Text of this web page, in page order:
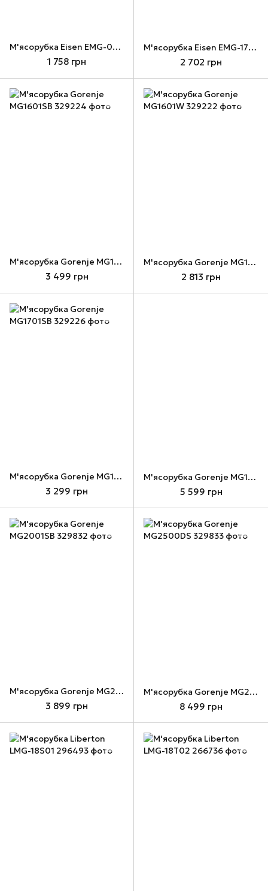
М'ясорубка Eisen EMG-071JW
1 758 грн
М'ясорубка Eisen EMG-172АJ
2 702 грн
М'ясорубка Gorenje MG1601SB
3 499 грн
М'ясорубка Gorenje MG1601W
2 813 грн
М'ясорубка Gorenje MG1701SB
3 299 грн
М'ясорубка Gorenje MG1802SJW
5 599 грн
М'ясорубка Gorenje MG2001SB
3 899 грн
М'ясорубка Gorenje MG2500DS
8 499 грн